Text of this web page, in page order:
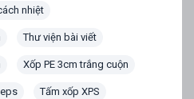
nhiệt
Thư viện bài viết
Xốp PE 3cm trắng cuộn
Tấm xốp XPS